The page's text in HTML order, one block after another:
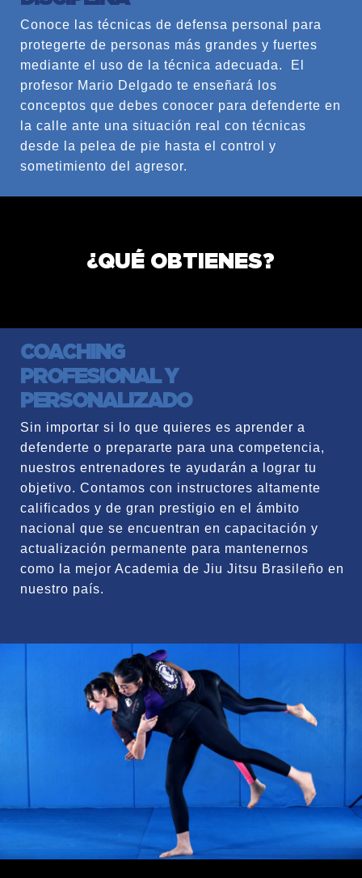
Conoce las técnicas de defensa personal para
protegerte de personas más grandes y fuertes
mediante el uso de la técnica adecuada.
El
profesor Mario Delgado te enseñará los
conceptos que debes conocer para defenderte en
la calle ante una situación real con técnicas
desde la pelea de pie hasta el control y
sometimiento del agresor.
¿QUÉ OBTIENES?
COACHING
PROFESIONAL Y
PERSONALIZADO
Sin importar si lo que quieres es aprender a
defenderte o prepararte para una competencia,
nuestros entrenadores te ayudarán a lograr tu
objetivo. Contamos con instructores altamente
calificados y de gran prestigio en el ámbito
nacional que se encuentran en capacitación y
actualización permanente para mantenernos
como la mejor Academia de Jiu Jitsu Brasileño en
nuestro país.